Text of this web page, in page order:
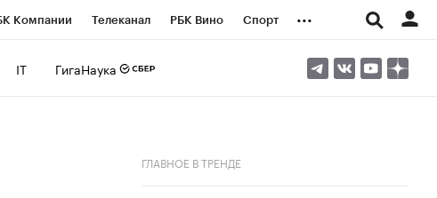
Компании Телеканал РБК Вино Спорт ...
IT ГигаНаука
ГЛАВНОЕ В ТРЕНДЕ